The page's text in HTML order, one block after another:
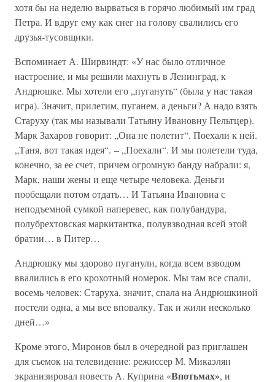
хотя бы на неделю вырваться в горячо любимый им град
Петра. И вдруг ему как снег на голову свалились его
друзья-тусовщики.
Вспоминает А. Ширвиндт: «У нас было отличное
настроение, и мы решили махнуть в Ленинград, к
Андрюшке. Мы хотели его „пугануть“ (была у нас такая
игра). Значит, прилетим, пуганем, а деньги? А надо взять
Старуху (так мы называли Татьяну Ивановну Пельтцер).
Марк Захаров говорит: „Она не полетит“. Поехали к ней.
„Таня, вот такая идея“. – „Поехали“. И мы полетели туда,
конечно, за ее счет, причем огромную банду набрали: я,
Марк, наши жены и еще четыре человека. Деньги
пообещали потом отдать… И Татьяна Ивановна с
неподъемной сумкой наперевес, как полубандура,
полубрехтовская маркитантка, полувзводная всей этой
братии… в Питер…
Андрюшку мы здорово пуганули, когда всем взводом
ввалились в его крохотный номерок. Мы там все спали,
восемь человек: Старуха, значит, спала на Андрюшкиной
постели одна, а мы все вповалку. Так и жили несколько
дней…»
Кроме этого, Миронов был в очередной раз приглашен
для съемок на телевидение: режиссер М. Микаэлян
экранизировал повесть А. Куприна «Впотьмах», и